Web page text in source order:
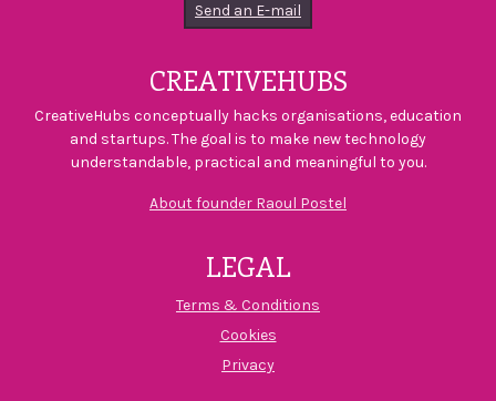
Send an E-mail
CREATIVEHUBS
CreativeHubs conceptually hacks organisations, education
and startups. The goal is to make new technology
understandable, practical and meaningful to you.
About founder Raoul Postel
LEGAL
Terms & Conditions
Cookies
Privacy